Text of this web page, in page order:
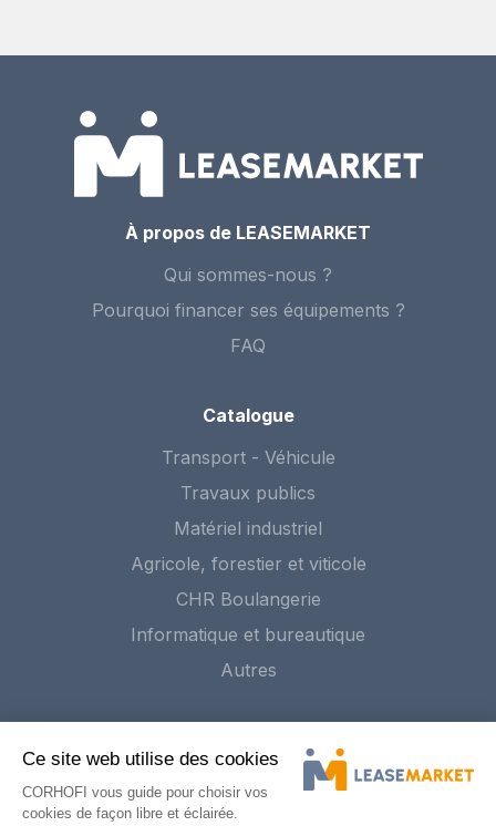
À propos de LEASEMARKET
Qui sommes-nous ?
Pourquoi financer ses équipements ?
FAQ
Catalogue
Transport - Véhicule
Travaux publics
Matériel industriel
Agricole, forestier et viticole
CHR Boulangerie
Informatique et bureautique
Autres
Publier une annonce